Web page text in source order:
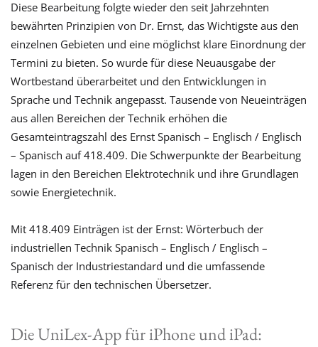
Diese Bearbeitung folgte wieder den seit Jahrzehnten
bewährten Prinzipien von Dr. Ernst, das Wichtigste aus den
einzelnen Gebieten und eine möglichst klare Einordnung der
Termini zu bieten. So wurde für diese Neuausgabe der
Wortbestand überarbeitet und den Entwicklungen in
Sprache und Technik angepasst. Tausende von Neueinträgen
aus allen Bereichen der Technik erhöhen die
Gesamteintragszahl des Ernst Spanisch – Englisch / Englisch
– Spanisch auf 418.409. Die Schwerpunkte der Bearbeitung
lagen in den Bereichen Elektrotechnik und ihre Grundlagen
sowie Energietechnik.
Mit 418.409 Einträgen ist der Ernst: Wörterbuch der
industriellen Technik Spanisch – Englisch / Englisch –
Spanisch der Industriestandard und die umfassende
Referenz für den technischen Übersetzer.
Die UniLex-App für iPhone und iPad: